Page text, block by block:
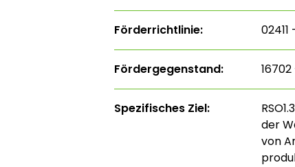
Förderrichtlinie:
Fördergegenstand:
Spezifisches Ziel:
der
von